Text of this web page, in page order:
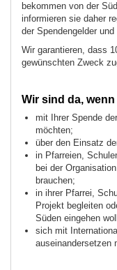
bekommen von der
informieren sie daher
der Spendengelder
Wir garantieren, dass
gewünschten Zweck
Wir sind da, wenn
mit Ihrer Spende
möchten;
über den Einsatz
in Pfarreien,
bei der
brauchen;
in ihrer Pfarrei,
Projekt begleiten
Süden eingehen
sich mit
auseinandersetzen